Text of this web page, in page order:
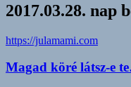
2017.03.28. nap
https://julamami.com
Magad köré látsz-e